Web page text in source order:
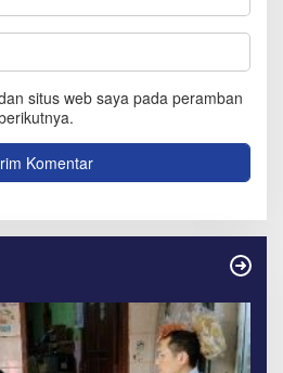
situs web saya pada peramban